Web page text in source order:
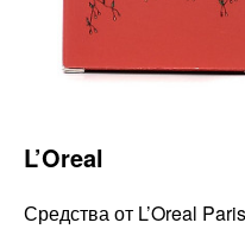
L’Oreal
Средства от L’Oreal